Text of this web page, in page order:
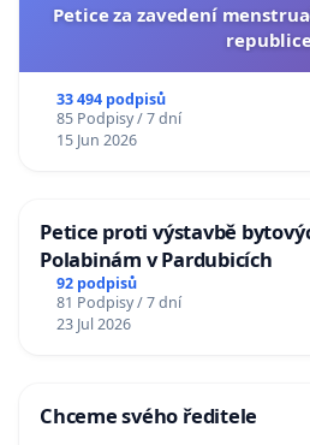
Petice za zavedení
33 494 podpisů
85 Podpisy / 7 dní
15 Jun 2026
Petice proti výstavbě
Polabinám v Pardubicích
92 podpisů
81 Podpisy / 7 dní
23 Jul 2026
Chceme svého ředitele